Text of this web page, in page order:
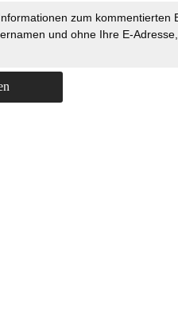
zum kommentierten
und ohne Ihre E-